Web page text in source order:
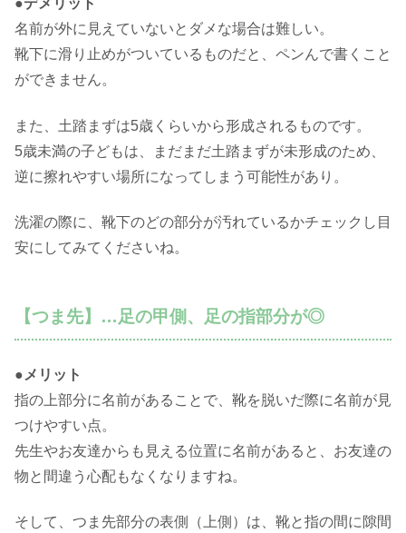
●デメリット
名前が外に見えていないとダメな場合は難しい。
靴下に滑り止めがついているものだと、ペンんで書くこと
ができません。
また、土踏まずは5歳くらいから形成されるものです。
5歳未満の子どもは、まだまだ土踏まずが未形成のため、
逆に擦れやすい場所になってしまう可能性があり。
洗濯の際に、靴下のどの部分が汚れているかチェックし目
安にしてみてくださいね。
【つま先】…足の甲側、足の指部分が◎
●メリット
指の上部分に名前があることで、靴を脱いだ際に名前が見
つけやすい点。
先生やお友達からも見える位置に名前があると、お友達の
物と間違う心配もなくなりますね。
そして、つま先部分の表側（上側）は、靴と指の間に隙間